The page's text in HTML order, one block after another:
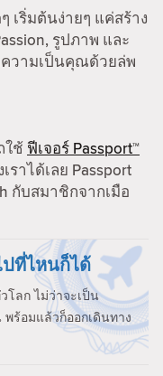
เริ่มต้นง่ายๆ แค่สร้าง
รูปภาพ และ
วามเป็นคุณด้วยล่พ
ช้ ฟีเจอร์ Passport™
ราได้เลย Passport
กับสมาชิกจากเมือ
ที่ไหนก็ได้
โลก ไม่ว่าจะเป็น
ร้อมแล้วก็ออกเดินทาง